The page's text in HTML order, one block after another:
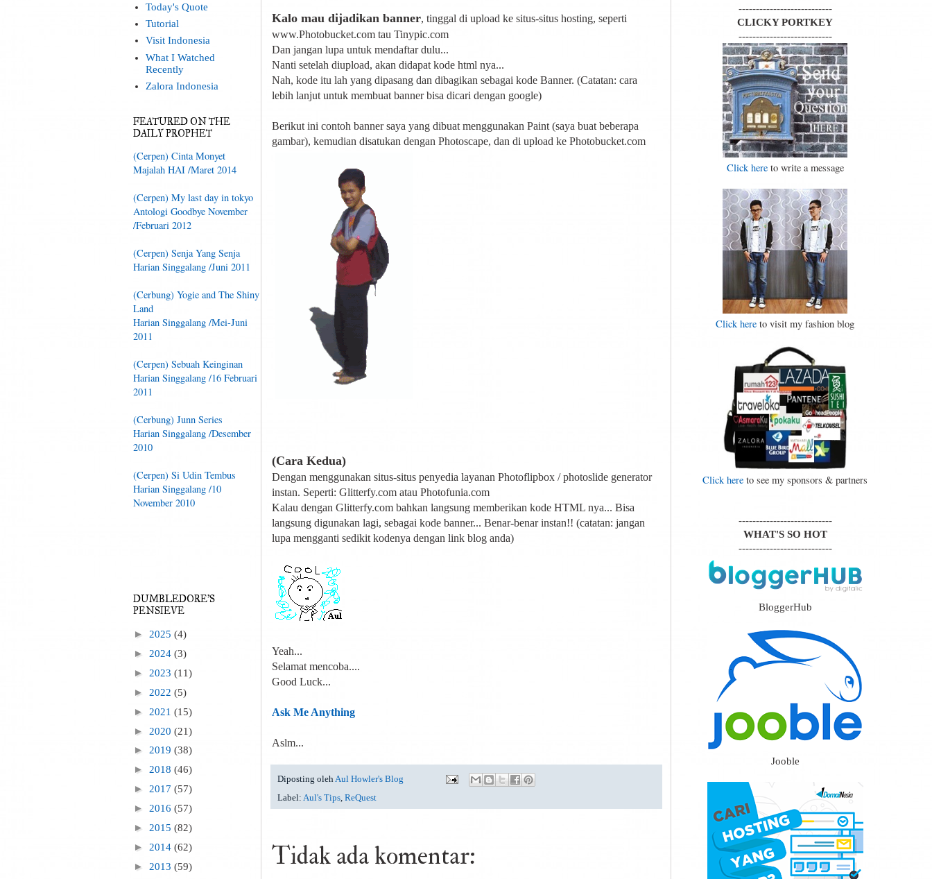
Kalo mau dijadikan banner, tinggal di upload ke situs-situs hosting, seperti
www.Photobucket.com tau Tinypic.com
Dan jangan lupa untuk mendaftar dulu...
Nanti setelah diupload, akan didapat kode html nya...
Nah, kode itu lah yang dipasang dan dibagikan sebagai kode Banner. (Catatan: cara
lebih lanjut untuk membuat banner bisa dicari dengan google)
Berikut ini contoh banner saya yang dibuat menggunakan Paint (saya buat beberapa
gambar), kemudian disatukan dengan Photoscape, dan di upload ke Photobucket.com
(Cara Kedua)
Dengan menggunakan situs-situs penyedia layanan Photoflipbox / photoslide generator
instan. Seperti: Glitterfy.com atau Photofunia.com
Kalau dengan Glitterfy.com bahkan langsung memberikan kode HTML nya... Bisa
langsung digunakan lagi, sebagai kode banner... Benar-benar instan!! (catatan: jangan
lupa mengganti sedikit kodenya dengan link blog anda)
Yeah...
Selamat mencoba....
Good Luck...
Ask Me Anything
Aslm...
Diposting oleh Aul Howler's Blog
Label: Aul's Tips, ReQuest
Tidak ada komentar:
Today's Quote
Tutorial
Visit Indonesia
What I Watched
Recently
Zalora Indonesia
FEATURED ON THE
DAILY PROPHET
(Cerpen) Cinta Monyet
Majalah HAI /Maret 2014
(Cerpen) My last day in tokyo
Antologi Goodbye November
/Februari 2012
(Cerpen) Senja Yang Senja
Harian Singgalang /Juni 2011
(Cerbung) Yogie and The Shiny
Land
Harian Singgalang /Mei-Juni
2011
(Cerpen) Sebuah Keinginan
Harian Singgalang /16 Februari
2011
(Cerbung) Junn Series
Harian Singgalang /Desember
2010
(Cerpen) Si Udin Tembus
Harian Singgalang /10
November 2010
DUMBLEDORE'S
PENSIEVE
► 2025 (4)
► 2024 (3)
► 2023 (11)
► 2022 (5)
► 2021 (15)
► 2020 (21)
► 2019 (38)
► 2018 (46)
► 2017 (57)
► 2016 (57)
► 2015 (82)
► 2014 (62)
► 2013 (59)
---------------------------
CLICKY PORTKEY
---------------------------
Click hereto write a message
Click here to visit my fashion blog
Click here to see my sponsors & partners
---------------------------
WHAT'S SO HOT
---------------------------
BloggerHub
Jooble